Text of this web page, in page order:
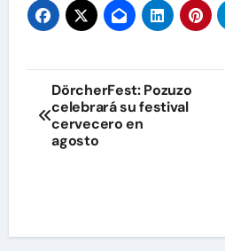
Navegación
de
entradas
DörcherFest: Pozuzo
celebrará su festival
cervecero en
agosto